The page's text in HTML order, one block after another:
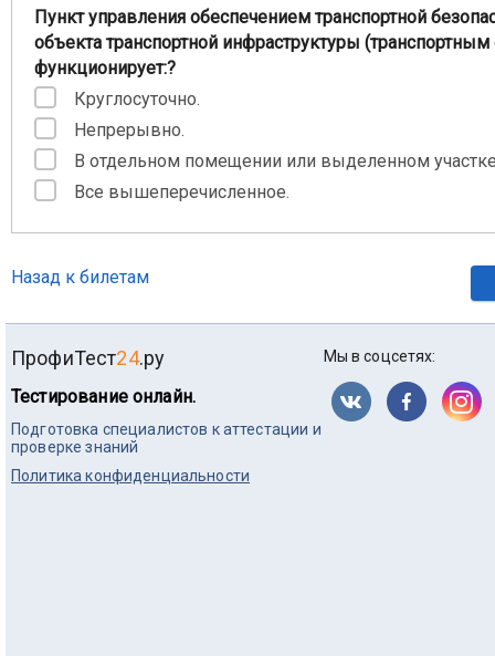
Пункт управления обеспечением транспортной
объекта транспортной инфраструктуры
функционирует:?
Круглосуточно.
Непрерывно.
В отдельном помещении или выделенном
Все вышеперечисленное.
Назад к билетам
ПрофиТест24.ру
Тестирование онлайн.
Подготовка специалистов к аттестации и
проверке знаний
Политика конфиденциальности
Мы в соцсетях: